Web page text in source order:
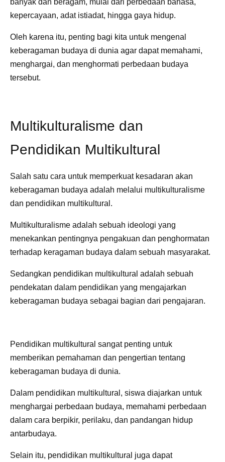
banyak dan beragam, mulai dari perbedaan bahasa,
kepercayaan, adat istiadat, hingga gaya hidup.
Oleh karena itu, penting bagi kita untuk mengenal
keberagaman budaya di dunia agar dapat memahami,
menghargai, dan menghormati perbedaan budaya
tersebut.
Multikulturalisme dan
Pendidikan Multikultural
Salah satu cara untuk memperkuat kesadaran akan
keberagaman budaya adalah melalui multikulturalisme
dan pendidikan multikultural.
Multikulturalisme adalah sebuah ideologi yang
menekankan pentingnya pengakuan dan penghormatan
terhadap keragaman budaya dalam sebuah masyarakat.
Sedangkan pendidikan multikultural adalah sebuah
pendekatan dalam pendidikan yang mengajarkan
keberagaman budaya sebagai bagian dari pengajaran.
Pendidikan multikultural sangat penting untuk
memberikan pemahaman dan pengertian tentang
keberagaman budaya di dunia.
Dalam pendidikan multikultural, siswa diajarkan untuk
menghargai perbedaan budaya, memahami perbedaan
dalam cara berpikir, perilaku, dan pandangan hidup
antarbudaya.
Selain itu, pendidikan multikultural juga dapat